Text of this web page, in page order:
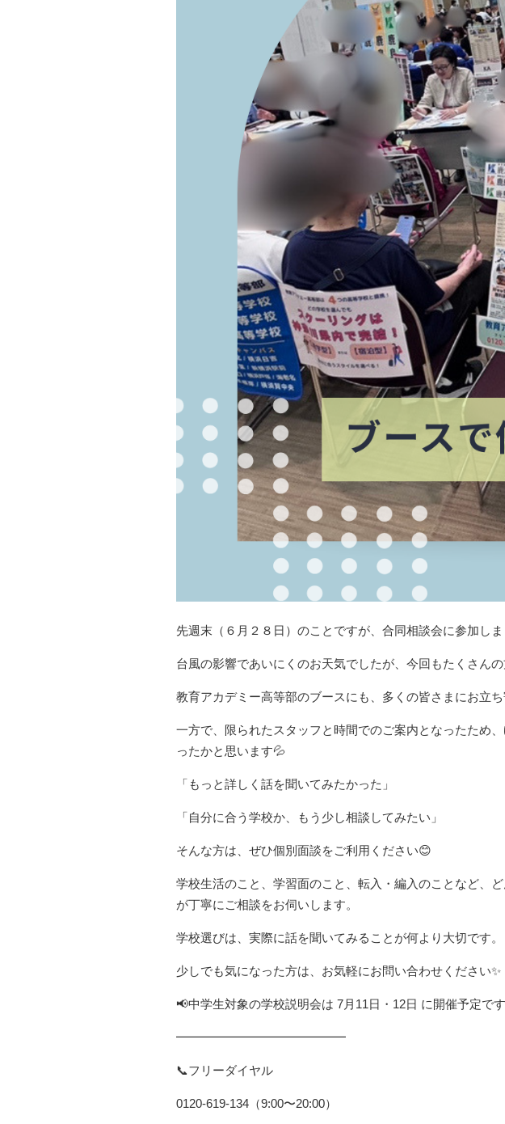
先週末（６月２８日）のことですが、合同相談会に参加しま
台風の影響であいにくのお天気でしたが、今回もたくさん
教育アカデミー高等部のブースにも、多くの皆さまにお立
一方で、限られたスタッフと時間でのご案内となったため
ったかと思います💦
「もっと詳しく話を聞いてみたかった」
「自分に合う学校か、もう少し相談してみたい」
そんな方は、ぜひ個別面談をご利用ください😊
学校生活のこと、学習面のこと、転入・編入のことなど、
が丁寧にご相談をお伺いします。
学校選びは、実際に話を聞いてみることが何より大切です。
少しでも気になった方は、お気軽にお問い合わせください✨
📢中学生対象の学校説明会は 7月11日・12日 に開催予定です
━━━━━━━━━━━━━━
📞フリーダイヤル
0120-619-134（9:00〜20:00）